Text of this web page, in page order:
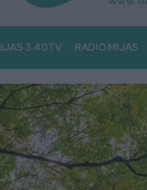
3.40TV RADIO MIJAS